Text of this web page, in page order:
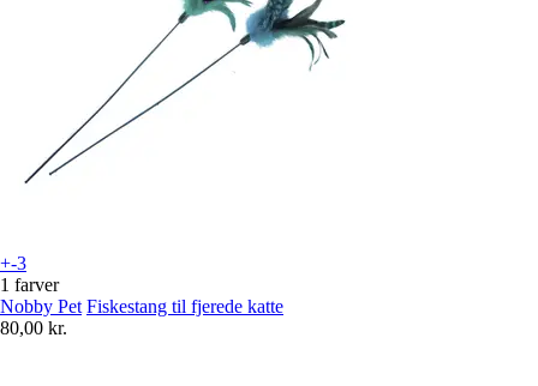
+-3
1 farver
Nobby Pet Fiskestang til fjerede katte
80,00 kr.